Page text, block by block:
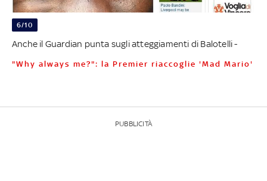
6/10
Anche il Guardian punta sugli atteggiamenti di Balotelli -
"Why always me?": la Premier riaccoglie 'Mad Mario'
PUBBLICITÀ